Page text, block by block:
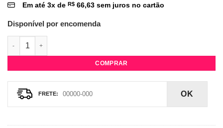
Em até 3x de R$ 66,63 sem juros no cartão
Disponível por encomenda
CD Charlie Puth - Voicenotes quantidade
COMPRAR
OK